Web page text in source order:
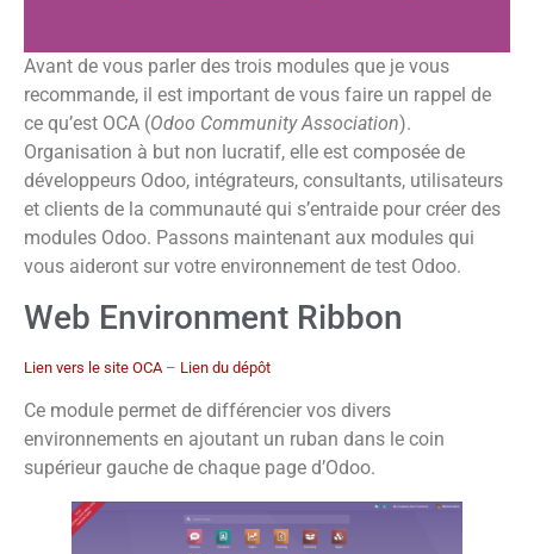
Avant de vous parler des trois modules que je vous
recommande, il est important de vous faire un rappel de
ce qu’est OCA (Odoo Community Association).
Organisation à but non lucratif, elle est composée de
développeurs Odoo, intégrateurs, consultants, utilisateurs
et clients de la communauté qui s’entraide pour créer des
modules Odoo. Passons maintenant aux modules qui
vous aideront sur votre environnement de test Odoo.
Web Environment Ribbon
Lien vers le site OCA– Lien du dépôt
Ce module permet de différencier vos divers
environnements en ajoutant un ruban dans le coin
supérieur gauche de chaque page d’Odoo.